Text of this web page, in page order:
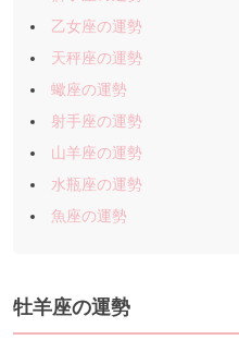
乙女座の運勢
天秤座の運勢
蠍座の運勢
射手座の運勢
山羊座の運勢
水瓶座の運勢
魚座の運勢
牡羊座の運勢